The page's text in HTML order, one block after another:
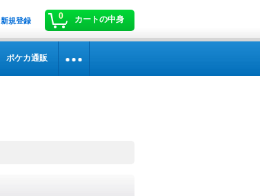
0 カートの中身
新規登録
ポケカ通販